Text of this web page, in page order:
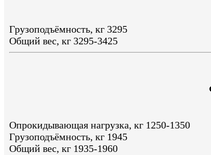
Грузоподъёмность, кг 3295
Общий вес, кг 3295-3425
Опрокидывающая нагрузка, кг 1250-1350
Грузоподъёмность, кг 1945
Общий вес, кг 1935-1960